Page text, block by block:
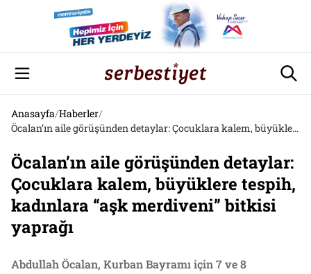
Anasayfa/Haberler/
Öcalan’ın aile görüşünden detaylar: Çocuklara kalem, büyüklere tespih, kadınlara “aşk merdiveni” bitkisi yaprağı
Öcalan’ın aile görüşünden detaylar:
Çocuklara kalem, büyüklere tespih,
kadınlara “aşk merdiveni” bitkisi
yaprağı
Abdullah Öcalan, Kurban Bayramı için 7 ve 8